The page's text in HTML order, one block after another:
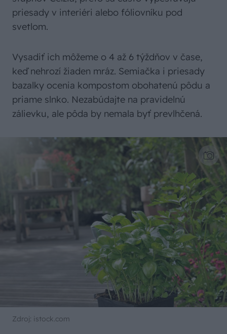
priesady v interiéri alebo fóliovníku pod
svetlom.
Vysadiť ich môžeme o 4 až 6 týždňov v čase,
keď nehrozí žiaden mráz. Semiačka i priesady
bazalky ocenia kompostom obohatenú pôdu a
priame slnko. Nezabúdajte na pravidelnú
zálievku, ale pôda by nemala byť prevlhčená.
Zdroj: istock.com